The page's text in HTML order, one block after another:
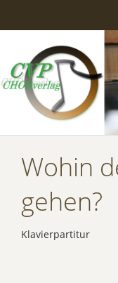
Wohin
gehen?
Klavierpartitur